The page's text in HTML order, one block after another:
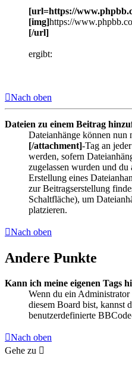
[url=https://
[img]https://
[/url]
ergibt:
Nach oben
Dateien zu einem Beitrag
Dateianhänge können nun
[/attachment]-Tag an
werden, sofern
zugelassen wurden und du
Erstellung eines
zur Beitragserstellung
Schaltfläche), um
platzieren.
Nach oben
Andere Punkte
Kann ich meine eigenen Tags
Wenn du ein Administrator
diesem Board bist, kannst
benutzerdefinierte
Nach oben
Gehe zu